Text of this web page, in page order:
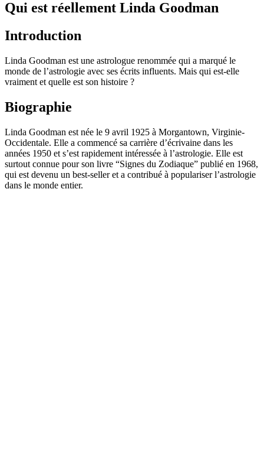
Qui est réellement Linda Goodman
Introduction
Linda Goodman est une astrologue renommée qui a marqué le
monde de l’astrologie avec ses écrits influents. Mais qui est-elle
vraiment et quelle est son histoire ?
Biographie
Linda Goodman est née le 9 avril 1925 à Morgantown, Virginie-
Occidentale. Elle a commencé sa carrière d’écrivaine dans les
années 1950 et s’est rapidement intéressée à l’astrologie. Elle est
surtout connue pour son livre “Signes du Zodiaque” publié en 1968,
qui est devenu un best-seller et a contribué à populariser l’astrologie
dans le monde entier.